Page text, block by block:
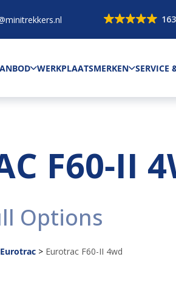
WERKPLAATSMERKEN SERVICE
F60-II
Options
Eurotrac > Eurotrac F60-II 4wd